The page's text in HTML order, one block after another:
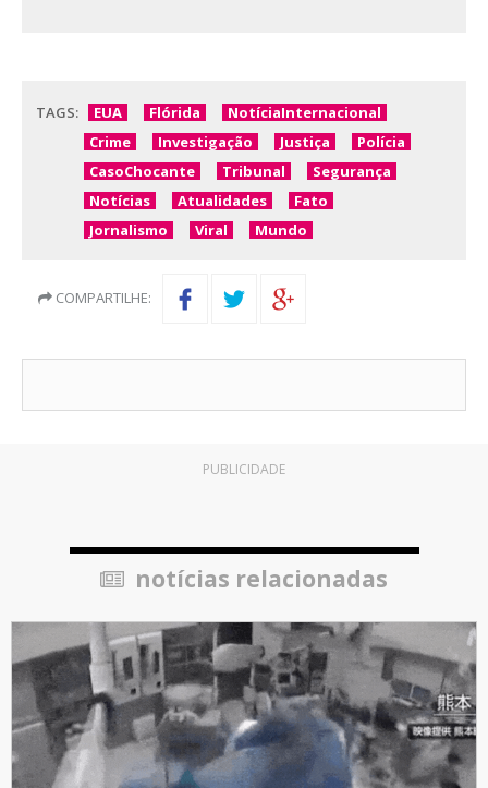
TAGS: EUA Flórida
NotíciaInternacional
Crime
Investigação Justiça
Polícia
CasoChocante
Tribunal
Segurança
Notícias
Atualidades
Fato
Jornalismo
Viral Mundo
COMPARTILHE:
PUBLICIDADE
notícias relacionadas